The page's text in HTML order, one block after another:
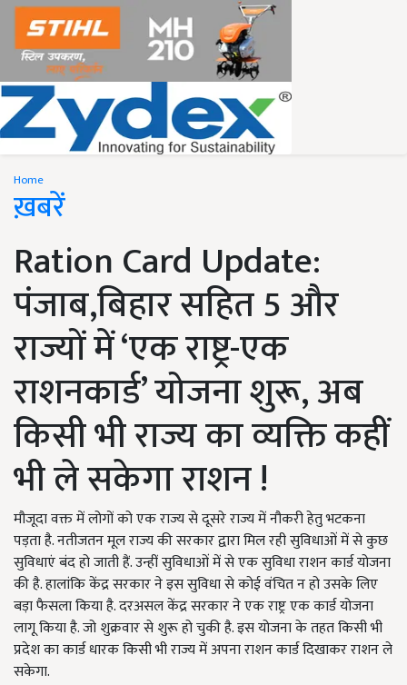
Home
ख़बरें
Ration Card Update:
पंजाब,बिहार सहित 5 और
राज्यों में ‘एक राष्ट्र-एक
राशनकार्ड’ योजना शुरू, अब
किसी भी राज्य का व्यक्ति कहीं
भी ले सकेगा राशन !
मौजूदा वक्त में लोगों को एक राज्य से दूसरे राज्य में नौकरी हेतु भटकना
पड़ता है. नतीजतन मूल राज्य की सरकार द्वारा मिल रही सुविधाओं में से कुछ
सुविधाएं बंद हो जाती हैं. उन्हीं सुविधाओं में से एक सुविधा राशन कार्ड योजना
की है. हालांकि केंद्र सरकार ने इस सुविधा से कोई वंचित न हो उसके लिए
बड़ा फैसला किया है. दरअसल केंद्र सरकार ने एक राष्ट्र एक कार्ड योजना
लागू किया है. जो शुक्रवार से शुरू हो चुकी है. इस योजना के तहत किसी भी
प्रदेश का कार्ड धारक किसी भी राज्य में अपना राशन कार्ड दिखाकर राशन ले
सकेगा.